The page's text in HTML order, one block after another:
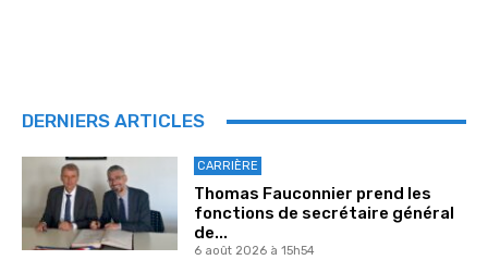
DERNIERS ARTICLES
CARRIÈRE
Thomas Fauconnier prend les
fonctions de secrétaire général
de...
6 août 2026 à 15h54